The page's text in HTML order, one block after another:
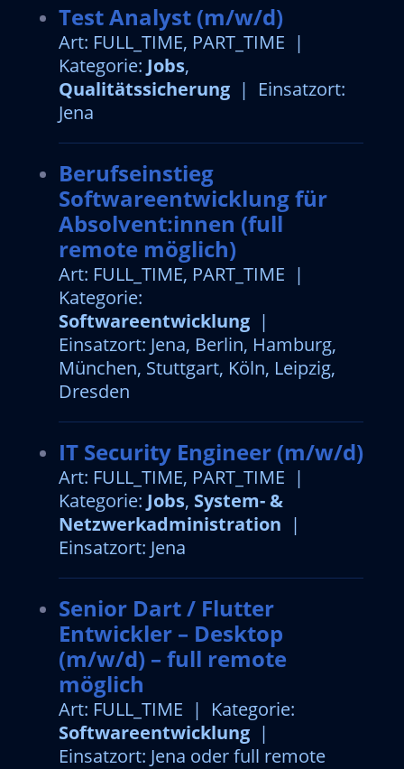
Test Analyst (m/w/d)
Art: FULL_TIME, PART_TIME |
Kategorie: Jobs,
Qualitätssicherung| Einsatzort:
Jena
Berufseinstieg
Softwareentwicklung für
Absolvent:innen (full
remote möglich)
Art: FULL_TIME, PART_TIME |
Kategorie:
Softwareentwicklung|
Einsatzort: Jena, Berlin, Hamburg,
München, Stuttgart, Köln, Leipzig,
Dresden
IT Security Engineer (m/w/d)
Art: FULL_TIME, PART_TIME |
Kategorie: Jobs, System- &
Netzwerkadministration |
Einsatzort: Jena
Senior Dart / Flutter
Entwickler – Desktop
(m/w/d) – full remote
möglich
Art: FULL_TIME | Kategorie:
Softwareentwicklung|
Einsatzort: Jena oder full remote